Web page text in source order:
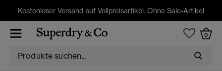
Kostenloser Versand auf Vollpreisartikel. Ohne Sale-Artikel
0